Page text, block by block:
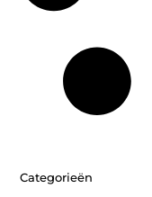
Categorieën